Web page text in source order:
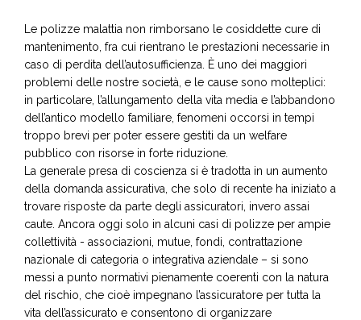
Le polizze malattia non rimborsano le cosiddette cure di
mantenimento, fra cui rientrano le prestazioni necessarie in
caso di perdita dell’autosufficienza. È uno dei maggiori
problemi delle nostre società, e le cause sono molteplici:
in particolare, l’allungamento della vita media e l’abbandono
dell’antico modello familiare, fenomeni occorsi in tempi
troppo brevi per poter essere gestiti da un welfare
pubblico con risorse in forte riduzione.
La generale presa di coscienza si è tradotta in un aumento
della domanda assicurativa, che solo di recente ha iniziato a
trovare risposte da parte degli assicuratori, invero assai
caute. Ancora oggi solo in alcuni casi di polizze per ampie
collettività - associazioni, mutue, fondi, contrattazione
nazionale di categoria o integrativa aziendale – si sono
messi a punto normativi pienamente coerenti con la natura
del rischio, che cioè impegnano l’assicuratore per tutta la
vita dell’assicurato e consentono di organizzare